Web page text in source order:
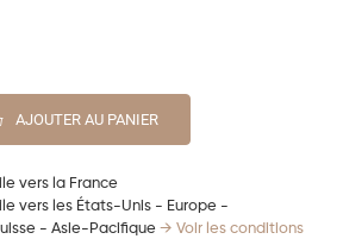
AJOUTER AU PANIER
vers la France
vers les États-Unis - Europe -
- Asie-Pacifique → Voir les conditions